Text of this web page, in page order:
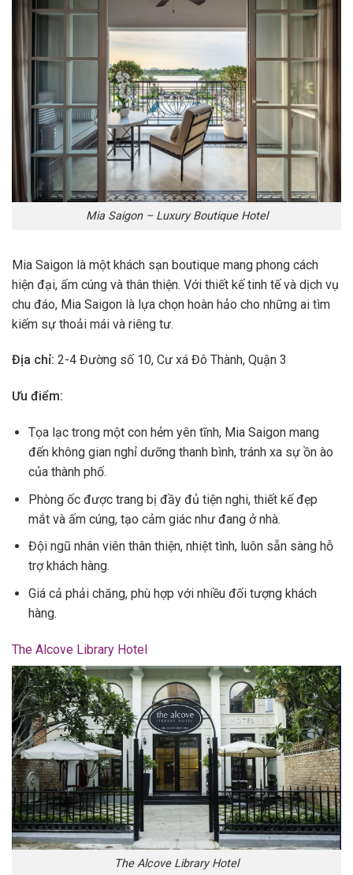
Mia Saigon – Luxury Boutique Hotel
Mia Saigon là một khách sạn boutique mang phong cách
hiện đại, ấm cúng và thân thiện. Với thiết kế tinh tế và dịch vụ
chu đáo, Mia Saigon là lựa chọn hoàn hảo cho những ai tìm
kiếm sự thoải mái và riêng tư.
Địa chỉ: 2-4 Đường số 10, Cư xá Đô Thành, Quận 3
Ưu điểm:
Tọa lạc trong một con hẻm yên tĩnh, Mia Saigon mang
đến không gian nghỉ dưỡng thanh bình, tránh xa sự ồn ào
của thành phố.
Phòng ốc được trang bị đầy đủ tiện nghi, thiết kế đẹp
mắt và ấm cúng, tạo cảm giác như đang ở nhà.
Đội ngũ nhân viên thân thiện, nhiệt tình, luôn sẵn sàng hỗ
trợ khách hàng.
Giá cả phải chăng, phù hợp với nhiều đối tượng khách
hàng.
The Alcove Library Hotel
The Alcove Library Hotel